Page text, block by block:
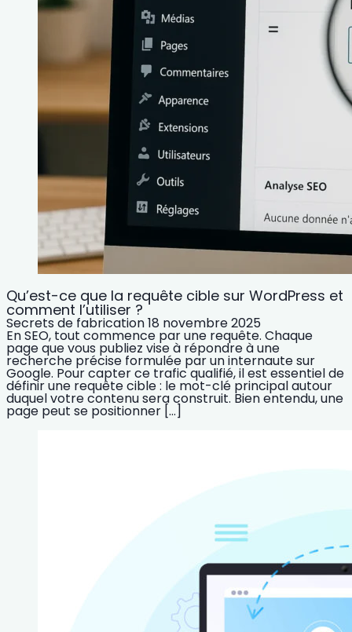
Qu’est-ce que la requête cible sur WordPress et
comment l’utiliser ?
Secrets de fabrication18 novembre 2025
En SEO, tout commence par une requête. Chaque
page que vous publiez vise à répondre à une
recherche précise formulée par un internaute sur
Google. Pour capter ce trafic qualifié, il est essentiel de
définir une requête cible : le mot-clé principal autour
duquel votre contenu sera construit. Bien entendu, une
page peut se positionner […]